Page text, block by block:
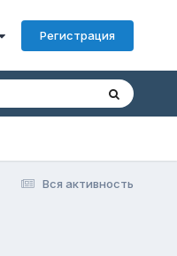
Регистрация
Вся активность